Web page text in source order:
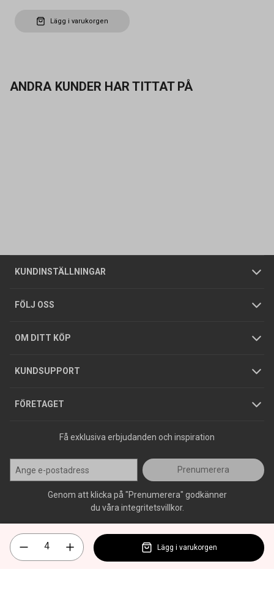
Lägg i varukorgen
ANDRA KUNDER HAR TITTAT PÅ
KUNDINSTÄLLNINGAR
Företagskund / Privatkund
FÖLJ OSS
OM DITT KÖP
Allmänna försäljningsvillkor
Integritetspolicy
GDPR
KUNDSUPPORT
Butiker
Foldrar och kataloger
Köpguider
Varumärken
FÖRETAGET
Om oss
Tjänster
Hållbarhet
Jobba hos oss
Press
Få exklusiva erbjudanden och inspiration
Prenumerera
Genom att klicka på "Prenumerera" godkänner
du våra integritetsvillkor.
Lägg i varukorgen